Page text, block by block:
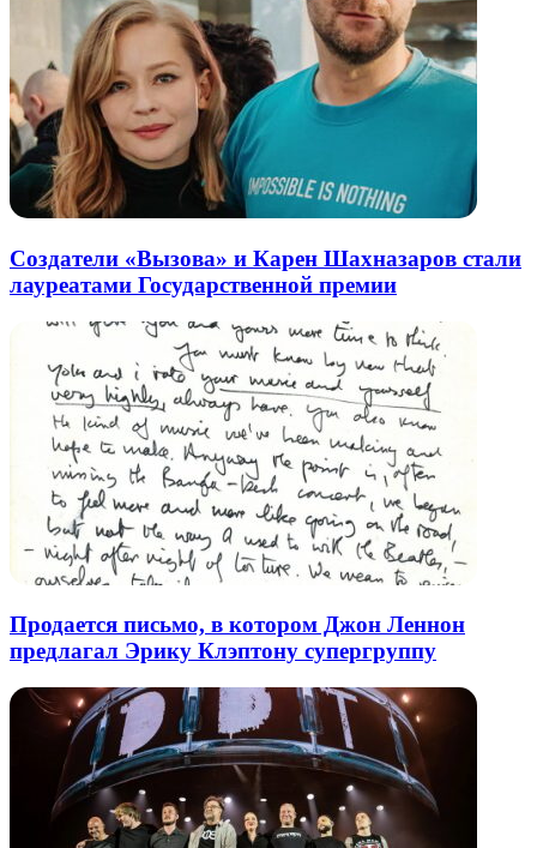
Создатели «Вызова» и Карен Шахназаров стали
лауреатами Государственной премии
Продается письмо, в котором Джон Леннон
предлагал Эрику Клэптону супергруппу